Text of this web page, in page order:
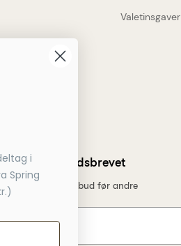
Valetinsgaver
dig nyhedsbrevet
tips og tilbud før andre
i
Spring